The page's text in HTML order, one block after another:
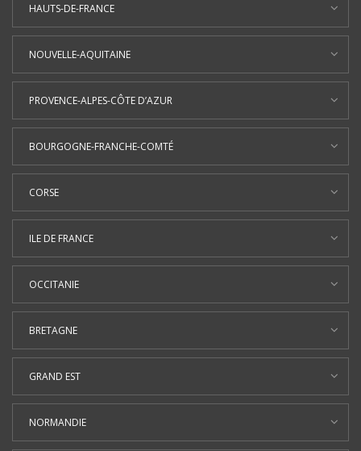
HAUTS-DE-FRANCE
NOUVELLE-AQUITAINE
PROVENCE-ALPES-CÔTE D’AZUR
BOURGOGNE-FRANCHE-COMTÉ
CORSE
ILE DE FRANCE
OCCITANIE
BRETAGNE
GRAND EST
NORMANDIE